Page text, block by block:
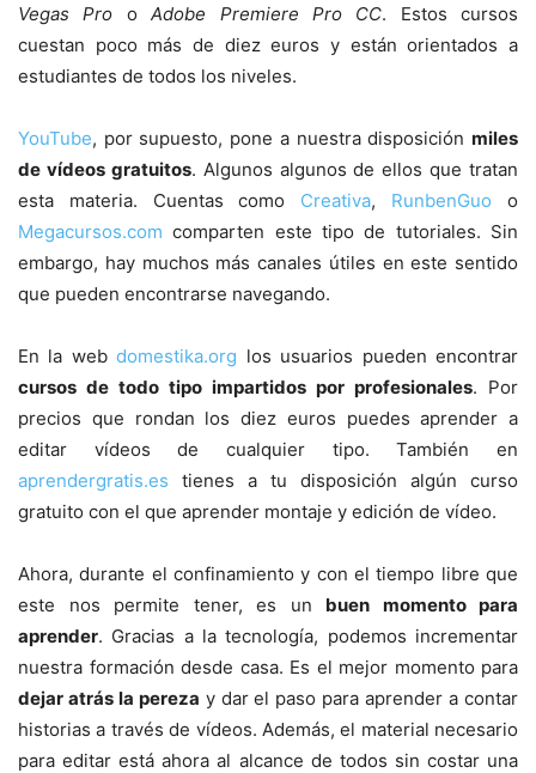
Vegas Pro oAdobe Premiere Pro CC. Estos cursos
cuestan poco más de diez euros y están orientados a
estudiantes de todos los niveles.
YouTube, por supuesto, pone a nuestra disposición miles
de vídeos gratuitos. Algunos algunos de ellos que tratan
esta materia. Cuentas como Creativa, RunbenGuo o
Megacursos.com comparten este tipo de tutoriales. Sin
embargo, hay muchos más canales útiles en este sentido
que pueden encontrarse navegando.
En la webdomestika.org los usuarios pueden encontrar
cursos de todo tipo impartidos por profesionales. Por
precios que rondan los diez euros puedes aprender a
editar vídeos de cualquier tipo. También en
aprendergratis.es tienes a tu disposición algún curso
gratuito con el que aprender montaje y edición de vídeo.
Ahora, durante el confinamiento y con el tiempo libre que
este nos permite tener, es un buen momento para
aprender. Gracias a la tecnología, podemos incrementar
nuestra formación desde casa. Es el mejor momento para
dejar atrás la pereza y dar el paso para aprender a contar
historias a través de vídeos. Además, el material necesario
para editar está ahora al alcance de todos sin costar una